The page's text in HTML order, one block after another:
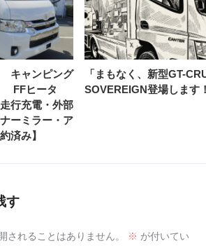
キャンピング
FFヒータ
行充電・外部
ーミラー・ア
済み】
「まもなく、新型GT-
SOVEREIGN登場します
す
されることはありません。 ※ が付いてい